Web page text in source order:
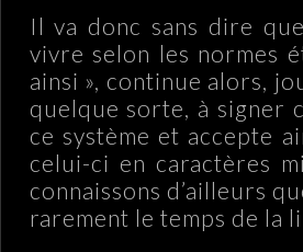
Il va donc sans dire
vivre selon les normes
ainsi », continue alors,
quelque sorte, à signer
ce système et accepte
celui-ci en caractères
connaissons d’ailleurs
rarement le temps de la